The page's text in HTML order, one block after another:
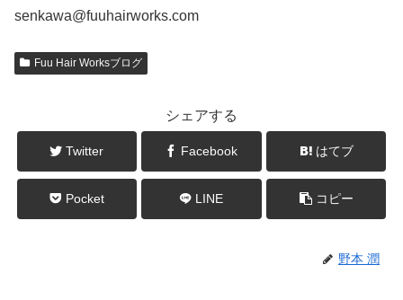
senkawa@fuuhairworks.com
Fuu Hair Worksブログ
シェアする
Twitter Facebook はてブ
Pocket LINE コピー
野本 潤